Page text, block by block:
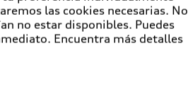
las cookies necesarias. No
no estar disponibles. Puedes
Encuentra más detalles